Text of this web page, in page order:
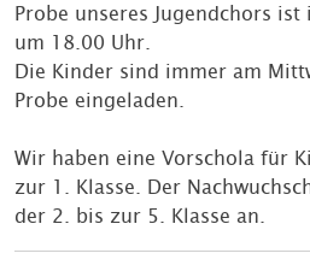
Probe unseres Jugendchors
um 18.00 Uhr.
Die Kinder sind immer am
Probe eingeladen.
Wir haben eine Vorschola für
zur 1. Klasse. Der
der 2. bis zur 5. Klasse an.